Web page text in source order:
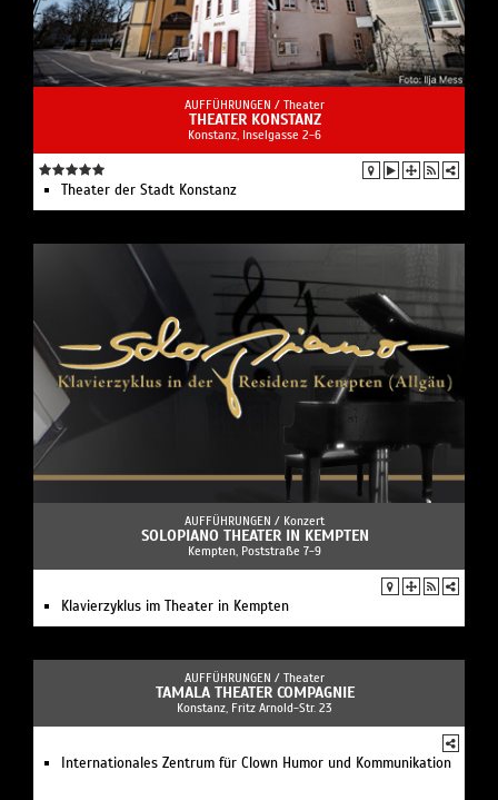
AUFFÜHRUNGEN / Theater
THEATER KONSTANZ
Konstanz, Inselgasse 2-6
Theater der Stadt Konstanz
AUFFÜHRUNGEN / Konzert
SOLOPIANO THEATER IN KEMPTEN
Kempten, Poststraße 7-9
Klavierzyklus im Theater in Kempten
AUFFÜHRUNGEN / Theater
TAMALA THEATER COMPAGNIE
Konstanz, Fritz Arnold-Str. 23
Internationales Zentrum für Clown Humor und Kommunikation